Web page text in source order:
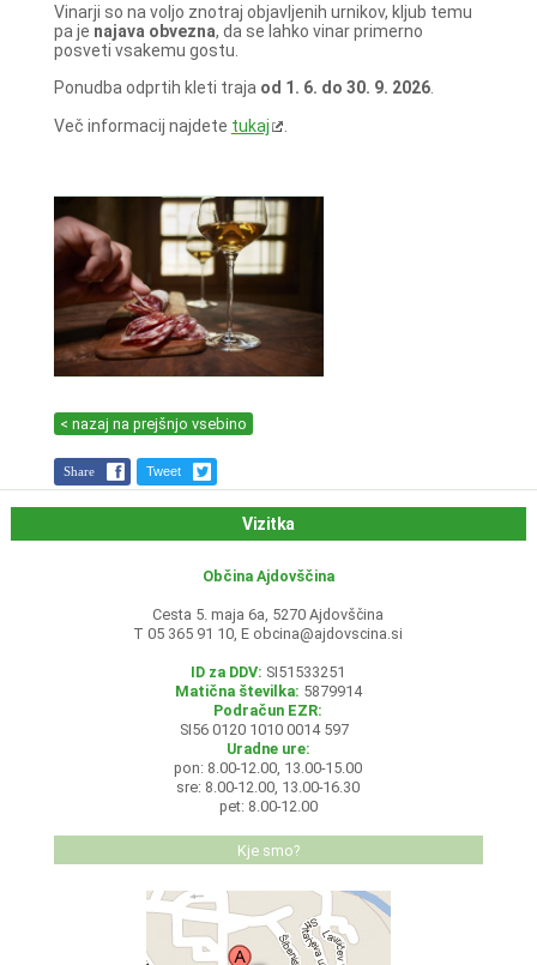
Vinarji so na voljo znotraj objavljenih urnikov, kljub temu
pa je najava obvezna, da se lahko vinar primerno
posveti vsakemu gostu.
Ponudba odprtih kleti traja od 1. 6. do 30. 9. 2026.
Več informacij najdete tukaj
< nazaj na prejšnjo vsebino
Share Tweet
Vizitka
Občina Ajdovščina
Cesta 5. maja 6a, 5270 Ajdovščina
T 05 365 91 10, E obcina@ajdovscina.si
ID za DDV: SI51533251
Matična številka: 5879914
Podračun EZR:
SI56 0120 1010 0014 597
Uradne ure:
pon: 8.00-12.00, 13.00-15.00
sre: 8.00-12.00, 13.00-16.30
pet: 8.00-12.00
Kje smo?